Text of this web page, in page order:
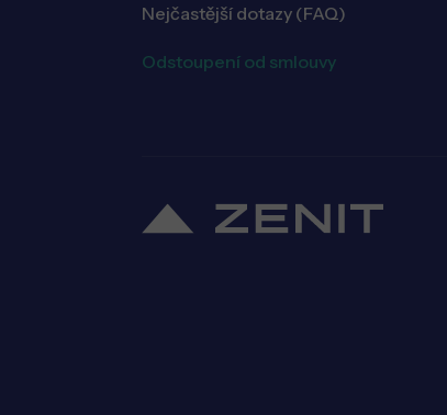
Nejčastější dotazy (FAQ)
Odstoupení od smlouvy